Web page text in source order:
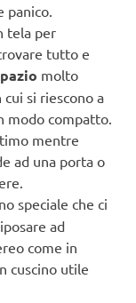
panico.
tela per
tutto e
molto
si riescono a
modo compatto.
mentre
ad una porta o
speciale che ci
ad
come in
cuscino utile